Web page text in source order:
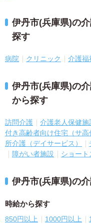
伊丹市(兵庫県)の
探す
病院 クリニック 介護福
伊丹市(兵庫県)の
から探す
訪問介護 介護老人保健施
付き高齢者向け住宅（サ高
所介護（デイサービス）
障がい者施設
ショート
伊丹市(兵庫県)の
時給から探す
850円以上 1000円以上